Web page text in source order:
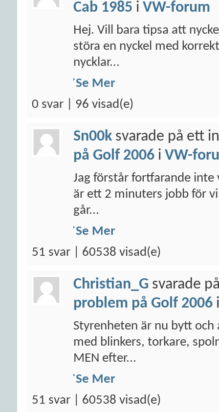
Cab 1985 i VW-forum
Hej. Vill bara tipsa att
störa en nyckel med
nycklar...
Se Mer
0 svar | 96 visad(e)
Sn00k svarade på ett
på Golf 2006 i VW-
Jag förstår fortfarande
är ett 2 minuters jobb för
går...
Se Mer
51 svar | 60538 visad(e)
Christian_G svarade
problem på Golf 2006
Styrenheten är nu bytt
med blinkers, torkare,
MEN efter...
Se Mer
51 svar | 60538 visad(e)